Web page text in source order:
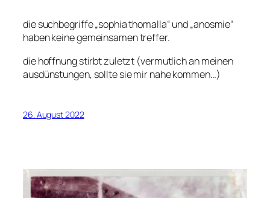
die suchbegriffe „sophia thomalla“ und „anosmie“
haben keine gemeinsamen treffer.
die hoffnung stirbt zuletzt (vermutlich an meinen
ausdünstungen, sollte sie mir nahe kommen…)
26. August 2022